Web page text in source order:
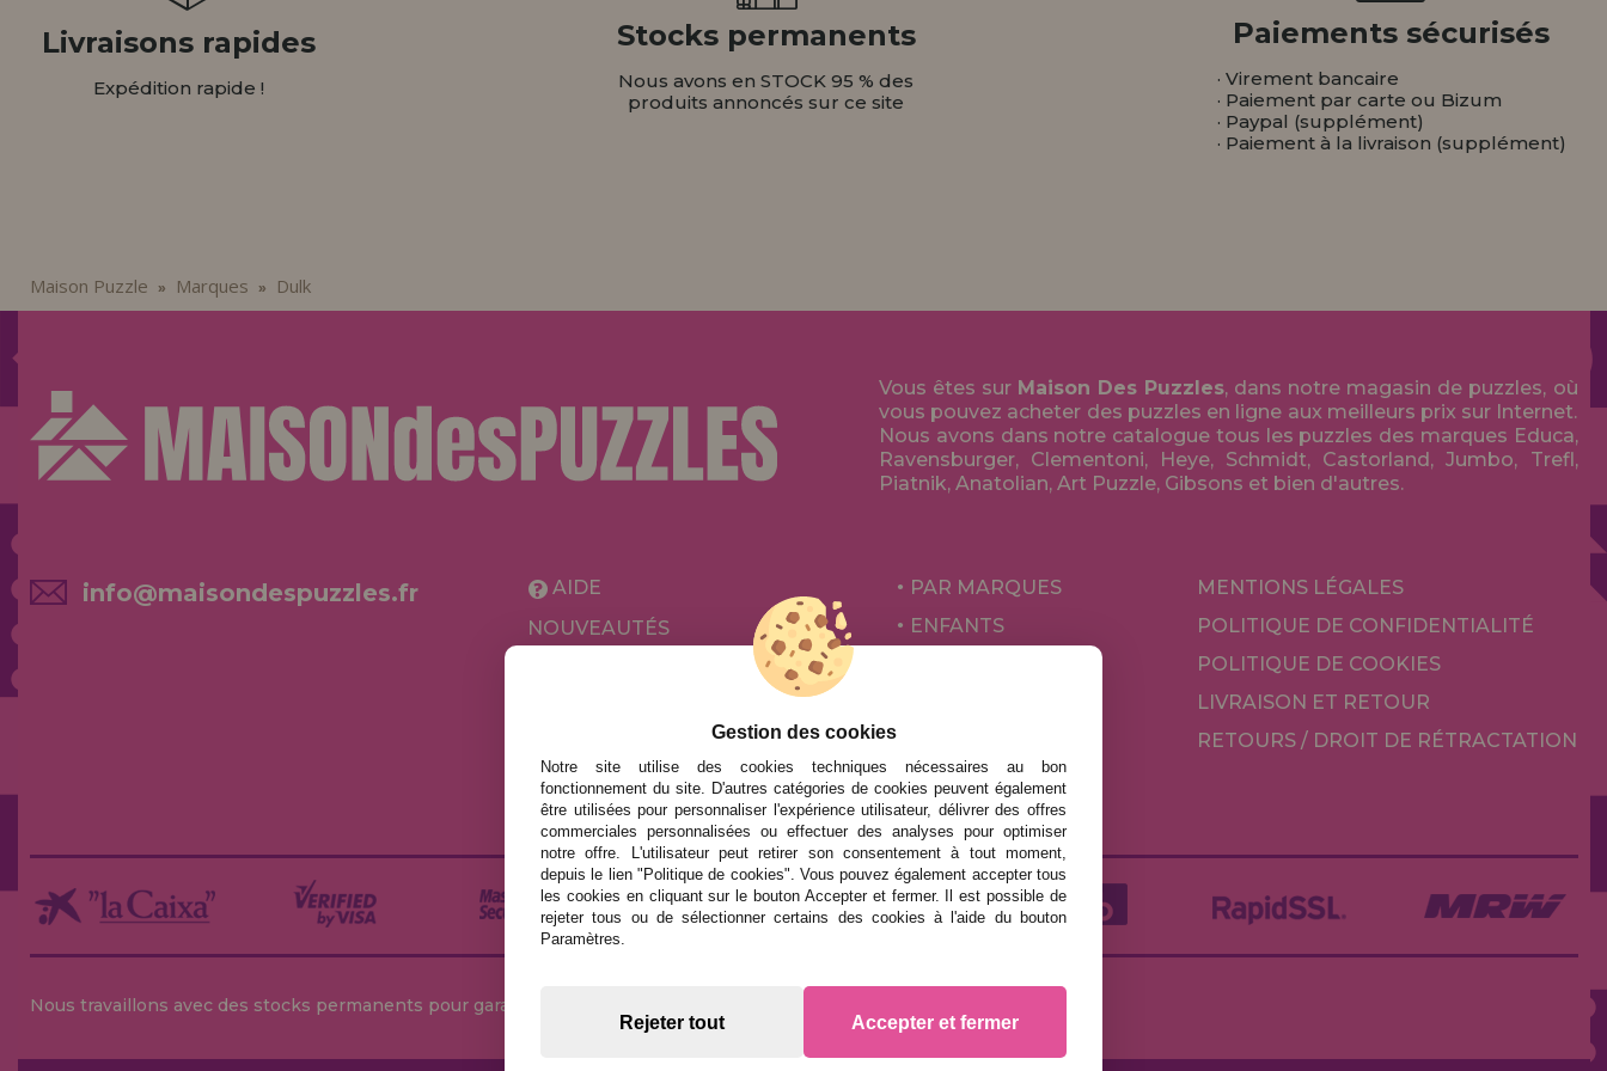
Livraisons rapides
Expédition rapide !
Stocks permanents
Nous avons en STOCK 95 % des
produits annoncés sur ce site
Paiements sécurisés
· Virement bancaire
· Paiement par carte ou Bizum
· Paypal (supplément)
· Paiement à la livraison (supplément)
Maison Puzzle » Marques » Dulk
Vous êtes sur Maison Des Puzzles, dans notre magasin de puzzles, où
vous pouvez acheter des puzzles en ligne aux meilleurs prix sur Internet.
Nous avons dans notre catalogue tous les puzzles des marques Educa,
Ravensburger, Clementoni, Heye, Schmidt, Castorland, Jumbo, Trefl,
Piatnik, Anatolian, Art Puzzle, Gibsons et bien d'autres.
info@maisondespuzzles.fr
AIDE
NOUVEAUTÉS
PROMOTIONS ET OFFRES
PAR MARQUES
ENFANTS
JEUX DE SOCIÉTÉ
MENTIONS LÉGALES
POLITIQUE DE CONFIDENTIALITÉ
POLITIQUE DE COOKIES
LIVRAISON ET RETOUR
RETOURS / DROIT DE RÉTRACTATION
Nous travaillons avec des stocks permanents pour garantir des livraisons rapides
Gestion des cookies
Notre site utilise des cookies techniques nécessaires au bon
fonctionnement du site. D'autres catégories de cookies peuvent également
être utilisées pour personnaliser l'expérience utilisateur, délivrer des offres
commerciales personnalisées ou effectuer des analyses pour optimiser
notre offre. L'utilisateur peut retirer son consentement à tout moment,
depuis le lien "Politique de cookies". Vous pouvez également accepter tous
les cookies en cliquant sur le bouton Accepter et fermer. Il est possible de
rejeter tous ou de sélectionner certains des cookies à l'aide du bouton
Paramètres.
Rejeter tout Accepter et fermer